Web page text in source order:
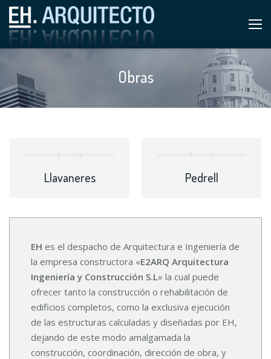
Obras
Llavaneres Pedrell
EH es el despacho de Arquitectura e Ingeniería de
la empresa constructora «E2ARQ Arquitectura
Ingeniería y Construcción S.L» la cual puede
ofrecer tanto la construcción o rehabilitación de
edificios completos, como la exclusiva ejecución
de las estructuras calculadas y diseñadas por EH,
dejando de este modo amalgamada la
construcción, coordinación, dirección de obra, y